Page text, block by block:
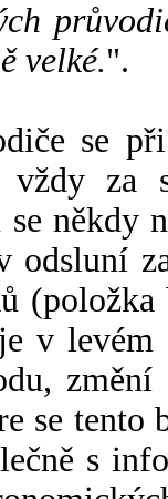
velké.".
se
za
se někdy
v
se tento
s